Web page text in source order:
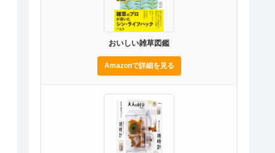
おいしい雑草図鑑
Amazonで詳細を見る